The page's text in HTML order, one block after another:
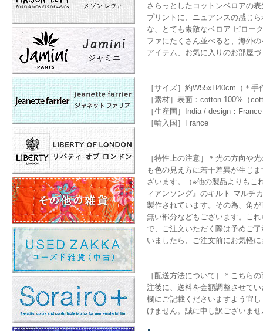
さらっとしたコットンベロアの
プリントに、ニュアンスの感じ
な、とても素敵なベロア ピロー
ファにたくさん並べると、海外
アイテム、お気に入りのお部屋
［サイズ］約W55xH40cm（＊
［素材］表面：cotton 100%（
［生産国］India / design：France
［輸入国］France
［特性上の注意］＊光の方向や
も色の見え方に若干差異が生じ
ざいます。（※他の製品よりもこ
ィアンソング』のキルト マルチ
製作されています。その為、角
無い部分などもございます。こ
で、ご注文いただく際は予めご
いましたら、ご注文前にお気軽
［配送方法について］＊こちら
注後に、送料を金額調整させて
欄にご記載くださいますよう宜
けません。誠に申し訳ございま